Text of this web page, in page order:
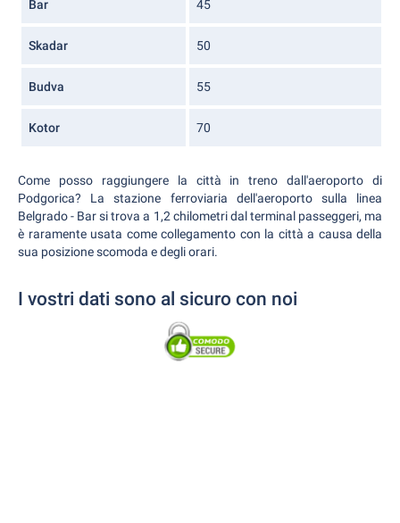
Bar 45
Skadar 50
Budva 55
Kotor 70
Come posso raggiungere la città in treno dall'aeroporto di
Podgorica? La stazione ferroviaria dell'aeroporto sulla linea
Belgrado - Bar si trova a 1,2 chilometri dal terminal passeggeri, ma
è raramente usata come collegamento con la città a causa della
sua posizione scomoda e degli orari.
I vostri dati sono al sicuro con noi